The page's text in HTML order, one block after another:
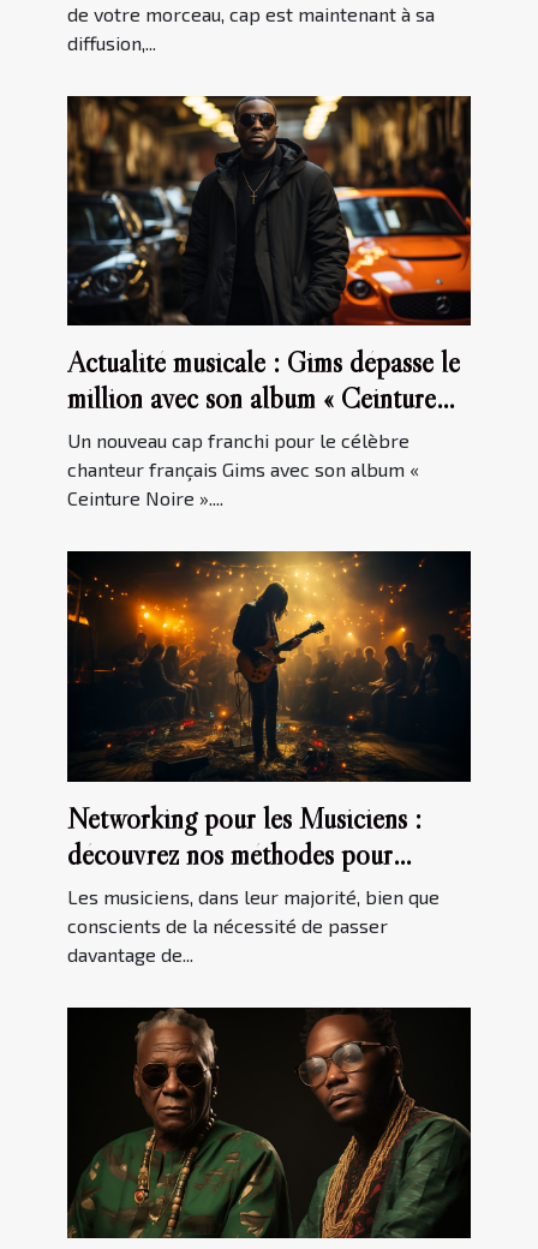
de votre morceau, cap est maintenant à sa
diffusion,...
Actualité musicale : Gims dépasse le
million avec son album « Ceinture
Noire »
Un nouveau cap franchi pour le célèbre
chanteur français Gims avec son album «
Ceinture Noire »....
Networking pour les Musiciens :
découvrez nos méthodes pour
développer votre Réseau
Les musiciens, dans leur majorité, bien que
conscients de la nécessité de passer
davantage de...